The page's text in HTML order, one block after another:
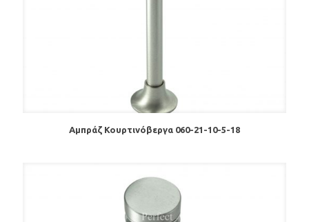
Αμπράζ Κουρτινόβεργα 060-21-10-5-18